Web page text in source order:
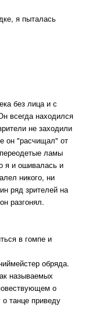
я пыталась
без лица и с
всегда находился
не заходили
он "расчищал" от
ламы
я и ошивалась и
никого, ни
ряд зрителей на
разгонял.
в гомпе и
обряда.
называемых
о
танце приведу